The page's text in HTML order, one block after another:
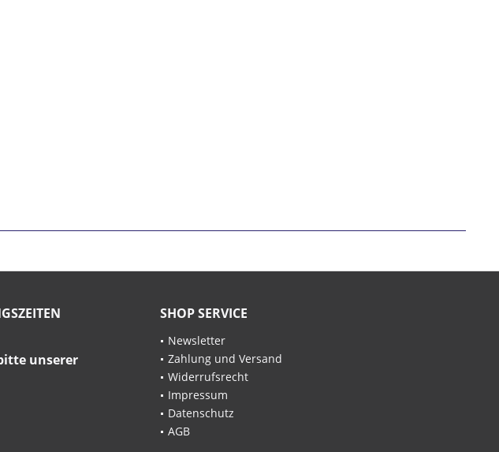
und
unserer
Uhr
SHOP SERVICE
Newsletter
Zahlung und Versand
Widerrufsrecht
Impressum
Datenschutz
AGB